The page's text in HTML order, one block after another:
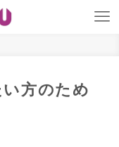
方のため